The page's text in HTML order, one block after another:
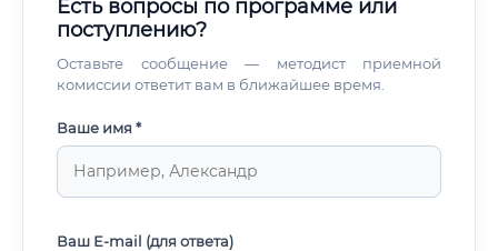
Есть вопросы по программе или
поступлению?
Оставьте сообщение — методист приемной
комиссии ответит вам в ближайшее время.
Ваше имя *
Ваш E-mail (для ответа)